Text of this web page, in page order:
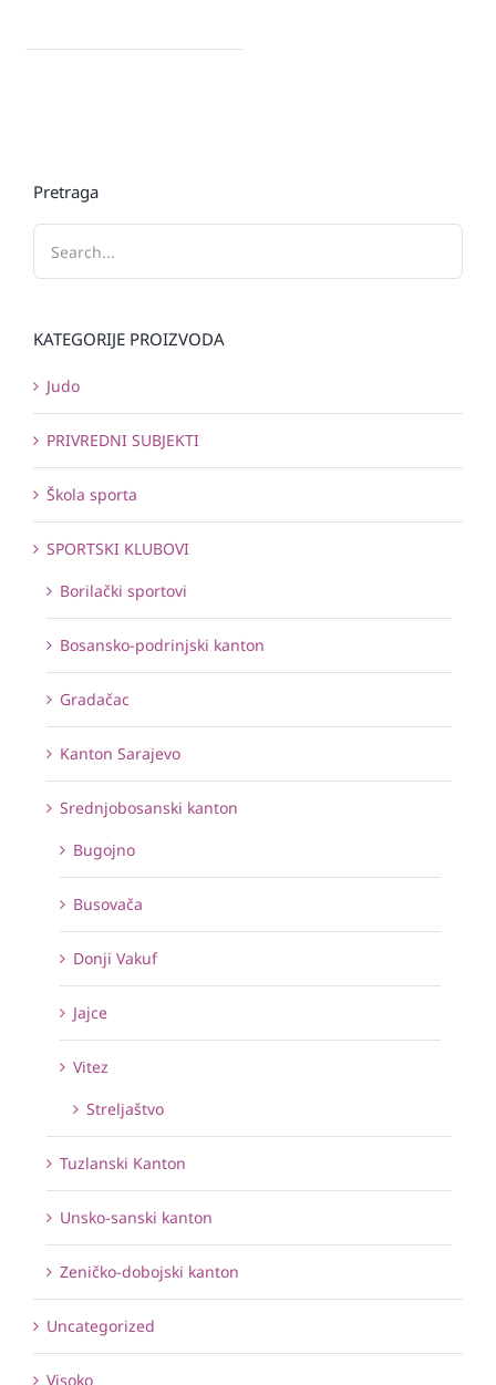
Pretraga
KATEGORIJE PROIZVODA
Judo
PRIVREDNI SUBJEKTI
Škola sporta
SPORTSKI KLUBOVI
Borilački sportovi
Bosansko-podrinjski kanton
Gradačac
Kanton Sarajevo
Srednjobosanski kanton
Bugojno
Busovača
Donji Vakuf
Jajce
Vitez
Streljaštvo
Tuzlanski Kanton
Unsko-sanski kanton
Zeničko-dobojski kanton
Uncategorized
Visoko